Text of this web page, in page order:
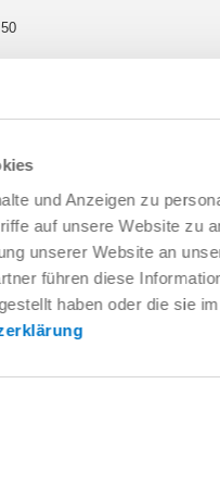
und Anzeigen zu
auf unsere Website zu
unserer Website an
führen diese
haben oder die sie